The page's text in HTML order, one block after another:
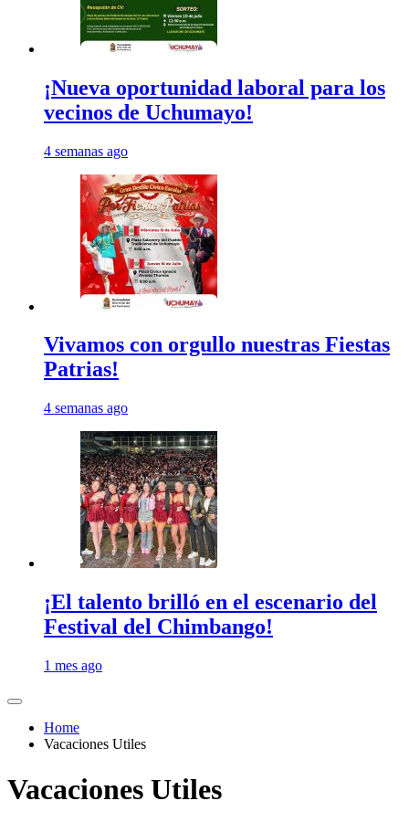
¡Nueva oportunidad laboral para los
vecinos de Uchumayo!
4 semanas ago
Vivamos con orgullo nuestras Fiestas
Patrias!
4 semanas ago
¡El talento brilló en el escenario del
Festival del Chimbango!
1 mes ago
Home
Vacaciones Utiles
Vacaciones Utiles